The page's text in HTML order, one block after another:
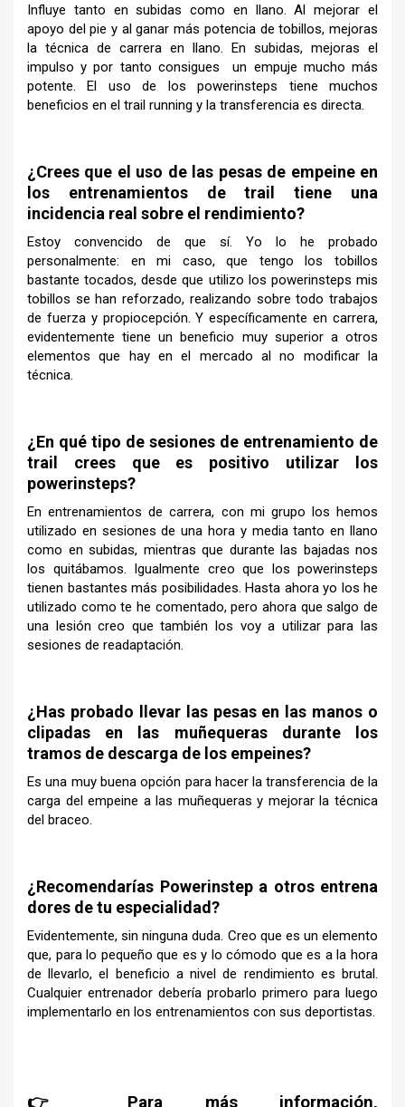
Influye tanto en subidas como en llano. Al mejorar el
apoyo del pie y al ganar más potencia de tobillos, mejoras
la técnica de carrera en llano. En subidas, mejoras el
impulso y por tanto consigues un empuje mucho más
potente. El uso de los powerinsteps tiene muchos
beneficios en el trail running y la transferencia es directa.
¿Crees que el uso de las pesas de empeine en
los entrenamientos de trail tiene una
incidencia real sobre el rendimiento?
Estoy convencido de que sí. Yo lo he probado
personalmente: en mi caso, que tengo los tobillos
bastante tocados, desde que utilizo los powerinsteps mis
tobillos se han reforzado, realizando sobre todo trabajos
de fuerza y propiocepción. Y específicamente en carrera,
evidentemente tiene un beneficio muy superior a otros
elementos que hay en el mercado al no modificar la
técnica.
¿En qué tipo de sesiones de entrenamiento de
trail crees que es positivo utilizar los
powerinsteps?
En entrenamientos de carrera, con mi grupo los hemos
utilizado en sesiones de una hora y media tanto en llano
como en subidas, mientras que durante las bajadas nos
los quitábamos. Igualmente creo que los powerinsteps
tienen bastantes más posibilidades. Hasta ahora yo los he
utilizado como te he comentado, pero ahora que salgo de
una lesión creo que también los voy a utilizar para las
sesiones de readaptación.
¿Has probado llevar las pesas en las manos o
clipadas en las muñequerasdurante los
tramos de descarga de los empeines?
Es una muy buena opción para hacer la transferencia de la
carga del empeine a las muñequeras y mejorar la técnica
del braceo.
¿Recomendarías Powerinstep a otros entrena
dores de tu especialidad?
Evidentemente, sin ninguna duda. Creo que es un elemento
que, para lo pequeño que es y lo cómodo que es a la hora
de llevarlo, el beneficio a nivel de rendimiento es brutal.
Cualquier entrenador debería probarlo primero para luego
implementarlo en los entrenamientos con sus deportistas.
👉 Para más información,